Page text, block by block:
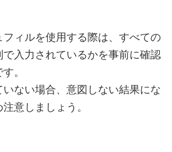
ィルを使用する際は、 すべての
入力されているかを事前に確認
。
ない場合、意図しない結果にな
意しましょう。